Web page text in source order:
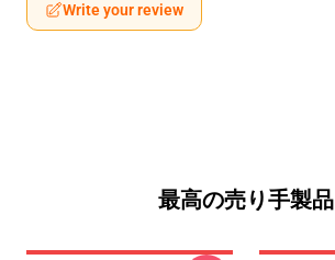
Write your review
最高の売り手製品